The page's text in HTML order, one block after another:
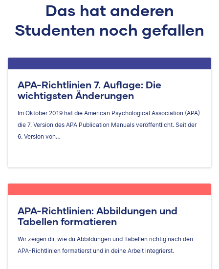
Das hat anderen
Studenten noch gefallen
APA-Richtlinien 7. Auflage: Die
wichtigsten Änderungen
Im Oktober 2019 hat die American Psychological Association (APA)
die 7. Version des APA Publication Manuals veröffentlicht. Seit der
6. Version von…
APA-Richtlinien: Abbildungen und
Tabellen formatieren
Wir zeigen dir, wie du Abbildungen und Tabellen richtig nach den
APA-Richtlinien formatierst und in deine Arbeit integrierst.